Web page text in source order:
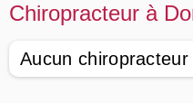
Chiropracteur à
Aucun